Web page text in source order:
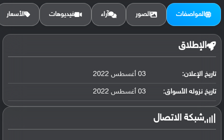
البطارية:
ليثيوم بوليمر سعة 5000 مللي أمبير, غير ق...
المواصفات الصور آراء فيديوهات الأسعار
الإطلاق
تاريخ الإعلان: 03 أغسطس 2022
تاريخ نزوله الأسواق: 03 أغسطس 2022
شبكة الاتصال